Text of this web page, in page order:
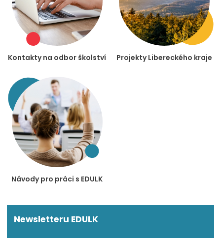
Kontakty na odbor školství Projekty Libereckého kraje
Návody pro práci s EDULK
Newsletteru EDULK